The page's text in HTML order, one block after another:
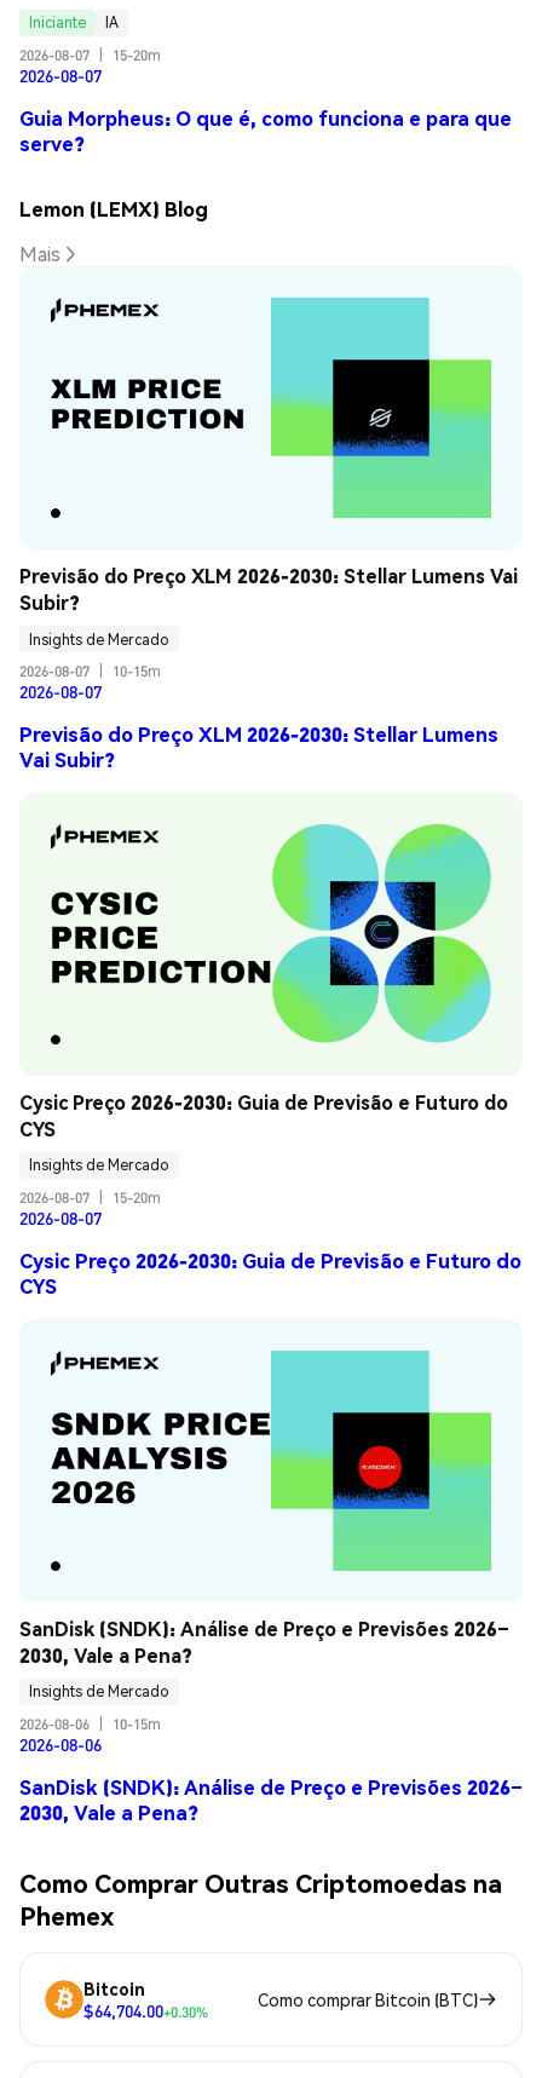
Iniciante
IA
2026-08-07
15-20m
2026-08-07
Guia Morpheus: O que é, como funciona e para que
serve?
Lemon (LEMX) Blog
Mais
Previsão do Preço XLM 2026-2030: Stellar Lumens Vai
Subir?
Insights de Mercado
2026-08-07
10-15m
2026-08-07
Previsão do Preço XLM 2026-2030: Stellar Lumens
Vai Subir?
Cysic Preço 2026-2030: Guia de Previsão e Futuro do
CYS
Insights de Mercado
2026-08-07
15-20m
2026-08-07
Cysic Preço 2026-2030: Guia de Previsão e Futuro do
CYS
SanDisk (SNDK): Análise de Preço e Previsões 2026–
2030, Vale a Pena?
Insights de Mercado
2026-08-06
10-15m
2026-08-06
SanDisk (SNDK): Análise de Preço e Previsões 2026–
2030, Vale a Pena?
Como Comprar Outras Criptomoedas na
Phemex
Bitcoin
$64,704.00+0.30%
Como comprar Bitcoin (BTC)